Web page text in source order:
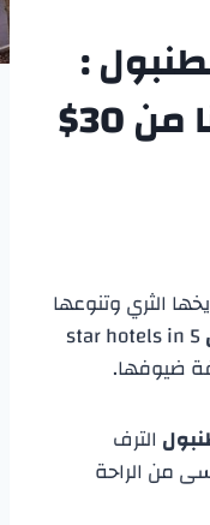
اسطنبول :
ارخص الاسعار لدينا من 30$
الثري وتنوعها
5 star hotels in
الترف
من الراحة